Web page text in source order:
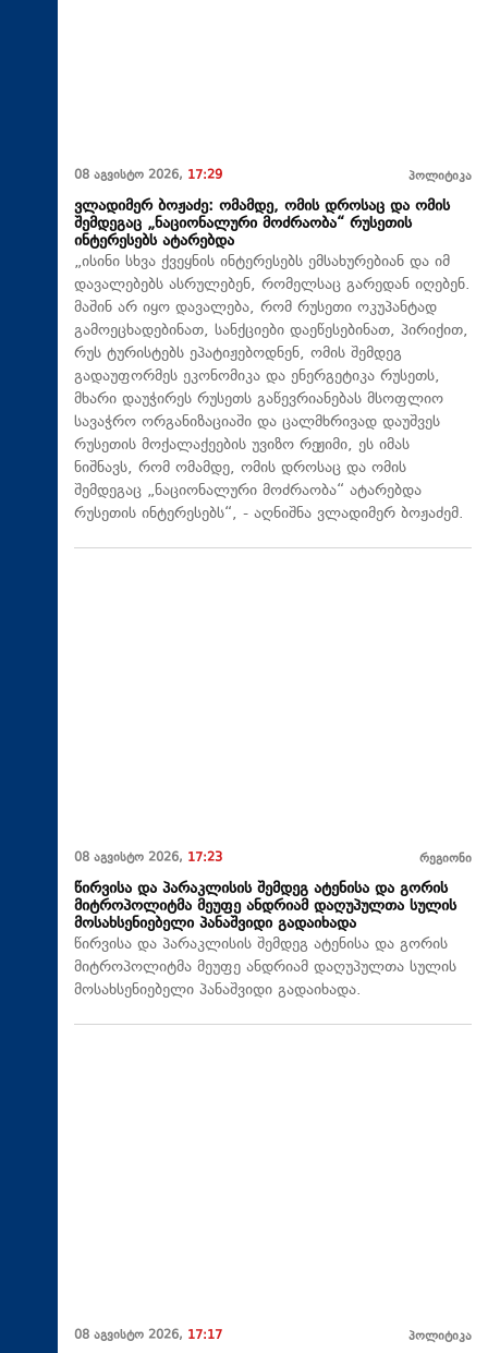
08 აგვისტო 2026, 17:29 პოლიტიკა
ვლადიმერ ბოჟაძე: ომამდე, ომის დროსაც და ომის
შემდეგაც „ნაციონალური მოძრაობა“ რუსეთის
ინტერესებს ატარებდა
„ისინი სხვა ქვეყნის ინტერესებს ემსახურებიან და იმ
დავალებებს ასრულებენ, რომელსაც გარედან იღებენ.
მაშინ არ იყო დავალება, რომ რუსეთი ოკუპანტად
გამოეცხადებინათ, სანქციები დაეწესებინათ, პირიქით,
რუს ტურისტებს ეპატიჟებოდნენ, ომის შემდეგ
გადაუფორმეს ეკონომიკა და ენერგეტიკა რუსეთს,
მხარი დაუჭირეს რუსეთს გაწევრიანებას მსოფლიო
სავაჭრო ორგანიზაციაში და ცალმხრივად დაუშვეს
რუსეთის მოქალაქეების უვიზო რეჟიმი, ეს იმას
ნიშნავს, რომ ომამდე, ომის დროსაც და ომის
შემდეგაც „ნაციონალური მოძრაობა“ ატარებდა
რუსეთის ინტერესებს“, - აღნიშნა ვლადიმერ ბოჟაძემ.
08 აგვისტო 2026, 17:23 რეგიონი
წირვისა და პარაკლისის შემდეგ ატენისა და გორის
მიტროპოლიტმა მეუფე ანდრიამ დაღუპულთა სულის
მოსახსენიებელი პანაშვიდი გადაიხადა
წირვისა და პარაკლისის შემდეგ ატენისა და გორის
მიტროპოლიტმა მეუფე ანდრიამ დაღუპულთა სულის
მოსახსენიებელი პანაშვიდი გადაიხადა.
08 აგვისტო 2026, 17:17 პოლიტიკა